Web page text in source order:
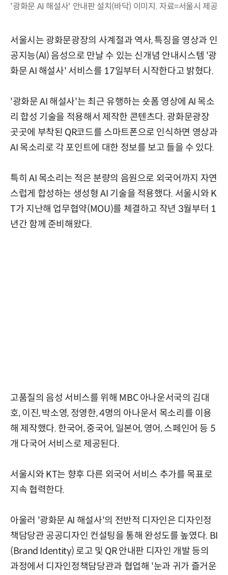
'광화문 AI 해설사' 안내판 설치(바닥) 이미지. 자료=서울시 제공
서울시는 광화문광장의 사계절과 역사, 특징을 영상과 인
공지능(AI) 음성으로 만날 수 있는 신개념 안내시스템 '광
화문 AI 해설사' 서비스를 17일부터 시작한다고 밝혔다.
'광화문 AI 해설사'는 최근 유행하는 숏폼 영상에 AI 목소
리 합성 기술을 적용해서 제작한 콘텐츠다. 광화문광장
곳곳에 부착된 QR코드를 스마트폰으로 인식하면 영상과
AI 목소리로 각 포인트에 대한 정보를 보고 들을 수 있다.
특히 AI 목소리는 적은 분량의 음원으로 외국어까지 자연
스럽게 합성하는 생성형 AI 기술을 적용했다. 서울시와 K
T가 지난해 업무협약(MOU)를 체결하고 작년 3월부터 1
년간 함께 준비해왔다.
고품질의 음성 서비스를 위해 MBC 아나운서국의 김대
호, 이진, 박소영, 정영한, 4명의 아나운서 목소리를 이용
해 제작했다. 한국어, 중국어, 일본어, 영어, 스페인어 등 5
개 다국어 서비스로 제공된다.
서울시와 KT는 향후 다른 외국어 서비스 추가를 목표로
지속 협력한다.
아울러 '광화문 AI 해설사'의 전반적 디자인은 디자인정
책담당관 공공디자인 컨설팅을 통해 완성도를 높였다. BI
(Brand Identity) 로고 및 QR 안내판 디자인 개발 등의
과정에서 디자인정책담당관과 협업해 '눈과 귀가 즐거운